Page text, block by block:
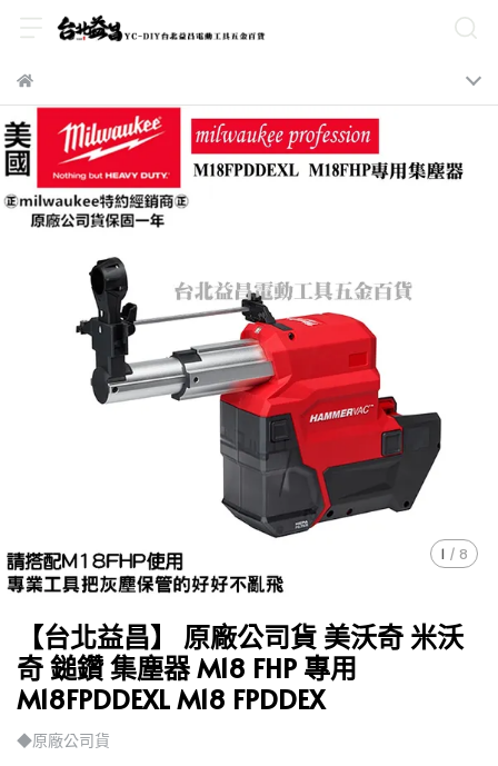
1 / 8
【台北益昌】 原廠公司貨 美沃奇 米沃
奇 鎚鑽 集塵器 M18 FHP 專用
M18FPDDEXL M18 FPDDEX
◆原廠公司貨